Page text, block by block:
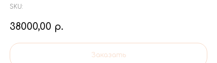
SKU:
38000,00 р.
Заказать